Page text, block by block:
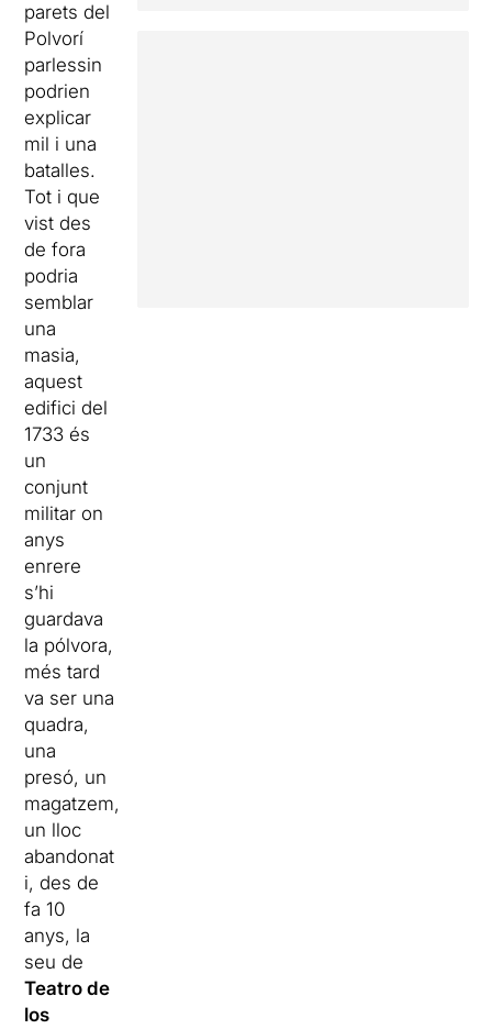
parets del
Polvorí
parlessin
podrien
explicar
mil i una
batalles.
Tot i que
vist des
de fora
podria
semblar
una
masia,
aquest
edifici del
1733 és
un
conjunt
militar on
anys
enrere
s’hi
guardava
la pólvora,
més tard
va ser una
quadra,
una
presó, un
magatzem,
un lloc
abandonat
i, des de
fa 10
anys, la
seu de
Teatro de
los